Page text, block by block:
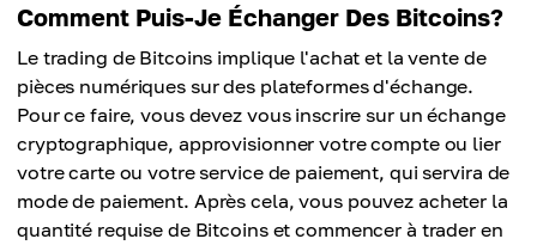
Comment Puis-Je Échanger Des Bitcoins?
Le trading de Bitcoins implique l'achat et la vente de
pièces numériques sur des plateformes d'échange.
Pour ce faire, vous devez vous inscrire sur un échange
cryptographique, approvisionner votre compte ou lier
votre carte ou votre service de paiement, qui servira de
mode de paiement. Après cela, vous pouvez acheter la
quantité requise de Bitcoins et commencer à trader en